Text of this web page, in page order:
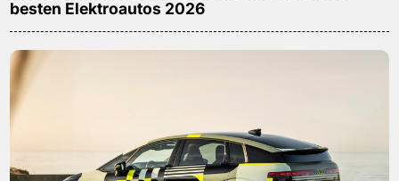
besten Elektroautos 2026